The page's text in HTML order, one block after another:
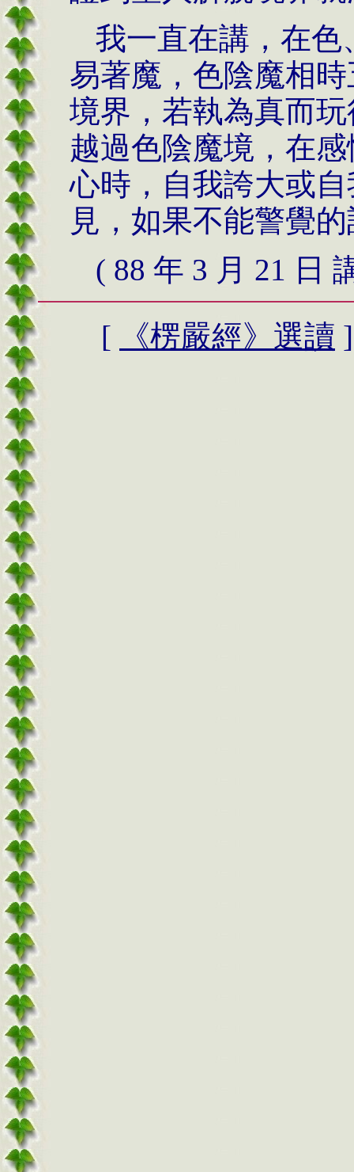
我一直在講，在
易著魔，色陰魔相
境界，若執為真而
越過色陰魔境，在
心時，自我誇大或
見，如果不能警覺
( 88 年 3 月 21 日
[
《楞嚴經》 選讀